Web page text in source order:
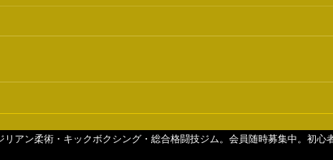
大
アン柔術・キックボクシング・総合格闘技ジム。会員随時募集中。初心